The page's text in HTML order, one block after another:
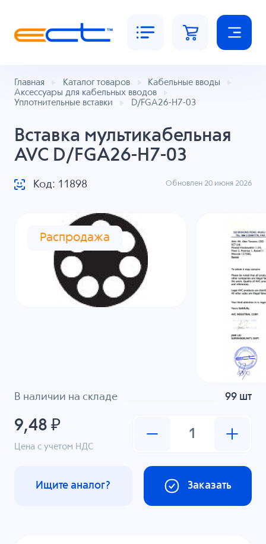
Главная Каталог товаров
Кабельные вводы
Аксессуары для кабельных вводов
Уплотнительные вставки
D/FGA26-H7-03
Вставка мультикабельная
AVC D/FGA26-H7-03
Код: 11898 Обновлен 20 июня 2026
Распродажа
В наличии на складе 99 шт
9,48 ₽
Цена с учетом НДС
Заказать
Ищите аналог?